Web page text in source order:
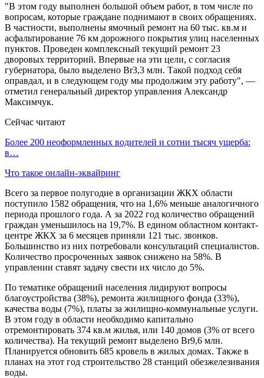
"В этом году выполнен большой объем работ, в том числе по
вопросам, которые граждане поднимают в своих обращениях.
В частности, выполнены ямочный ремонт на 60 тыс. кв.м и
асфальтирование 76 км дорожного покрытия улиц населенных
пунктов. Проведен комплексный текущий ремонт 23
дворовых территорий. Впервые на эти цели, с согласия
губернатора, было выделено Br3,3 млн. Такой подход себя
оправдал, и в следующем году мы продолжим эту работу", —
отметил генеральный директор управления Александр
Максимчук.
Сейчас читают
Более 200 неоформленных водителей и сотни тысяч ущерба:
в…
Что такое онлайн-эквайринг
Всего за первое полугодие в организации ЖКХ области
поступило 1582 обращения, что на 1,6% меньше аналогичного
периода прошлого года. А за 2022 год количество обращений
граждан уменьшилось на 19,7%. В едином областном контакт-
центре ЖКХ за 6 месяцев приняли 121 тыс. звонков.
Большинство из них потребовали консультаций специалистов.
Количество просроченных заявок снижено на 58%. В
управлении ставят задачу свести их число до 5%.
По тематике обращений населения лидируют вопросы
благоустройства (38%), ремонта жилищного фонда (33%),
качества воды (7%), платы за жилищно-коммунальные услуги.
В этом году в области необходимо капитально
отремонтировать 374 кв.м жилья, или 140 домов (3% от всего
количества). На текущий ремонт выделено Br9,6 млн.
Планируется обновить 685 кровель в жилых домах. Также в
планах на этот год строительство 28 станций обезжелезивания
воды.